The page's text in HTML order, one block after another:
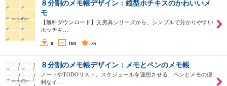
８分割のメモ帳デザイン：縦型ホチキスのかわいいメ
モ
【無料ダウンロード】文房具シリーズから、シンプルで分かりやすい
ホッチキ…
0 100 35
８分割のメモ帳デザイン：メモとペンのメモ帳
ノートやTODOリスト、スケジュールを連想させる、ペンとメモの便
利なイ…